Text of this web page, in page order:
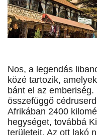
Nos, a legendás
közé tartozik,
bánt el az
összefüggő
Afrikában 2400
hegységet, továbbá
területeit. Az ott lakó